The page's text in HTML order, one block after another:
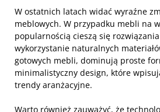
W ostatnich latach widać wyraźne
meblowych. W przypadku mebli na
popularnością cieszą się
wykorzystanie naturalnych
gotowych mebli, dominują proste
minimalistyczny design, które
trendy aranżacyjne.
Warto również zauważyć, że